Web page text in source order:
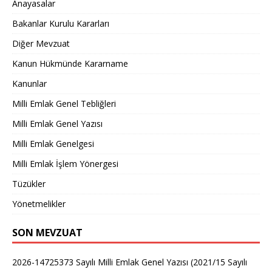
Anayasalar
Bakanlar Kurulu Kararları
Diğer Mevzuat
Kanun Hükmünde Kararname
Kanunlar
Milli Emlak Genel Tebliğleri
Milli Emlak Genel Yazısı
Milli Emlak Genelgesi
Milli Emlak İşlem Yönergesi
Tüzükler
Yönetmelikler
SON MEVZUAT
2026-14725373 Sayılı Milli Emlak Genel Yazısı (2021/15 Sayılı